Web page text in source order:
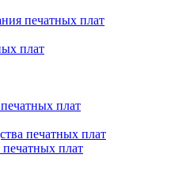
печатных плат
плат
плат
печатных плат
плат